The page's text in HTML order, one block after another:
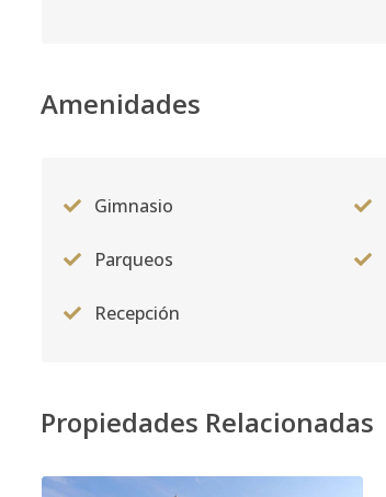
Amenidades
Gimnasio
Parqueos
Recepción
Propiedades Relacionadas